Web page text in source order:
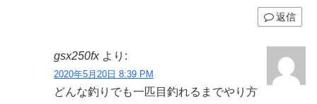
返信
gsx250fx より:
2020年5月20日 8:39 PM
どんな釣りでも一匹目釣れるまでやり方